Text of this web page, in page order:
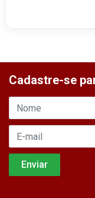
Cadastre-se